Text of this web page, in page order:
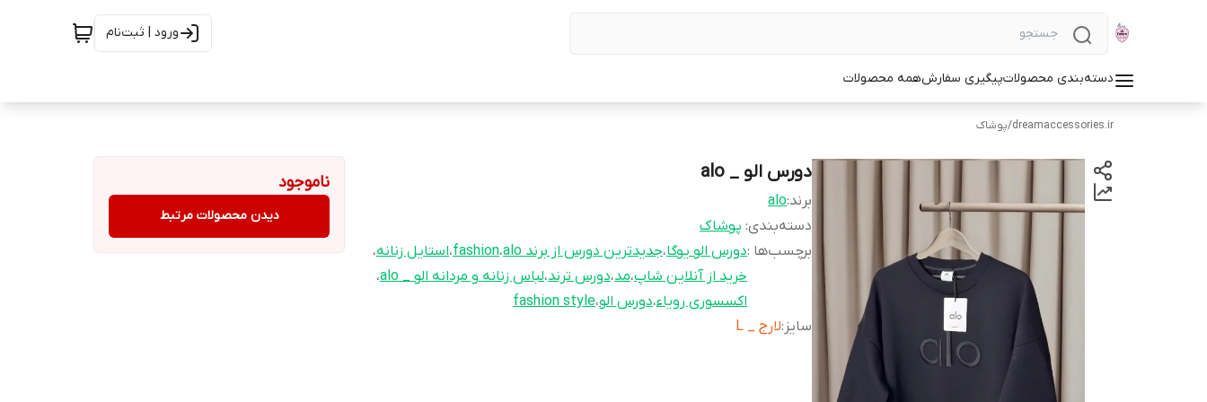
ورود | ثبت‌نام
دسته‌بندی محصولاتپیگیری سفارشهمه محصولات
dreamaccessories.ir
/پوشاک
دورس الو _ alo
برند:alo
دسته‌بندی: پوشاک
برچسب‌ها :دورس الو یوگا،جدیدترین دورس از برند alo ،fashion،استایل زنانه،
خرید از آنلاین شاپ،مد،دورس ترند،لباس زنانه و مردانه الو _ alo
،
اکسسوری رویاء،دورس الو،fashion style
سایز :لارج _ L
ناموجود
دیدن محصولات مرتبط